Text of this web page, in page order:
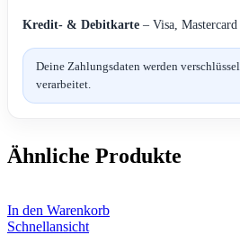
Kredit- & Debitkarte – Visa,
Deine Zahlungsdaten werden
verarbeitet.
Ähnliche Produkte
In den Warenkorb
Schnellansicht